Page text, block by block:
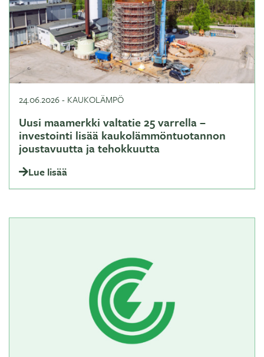
24.06.2026- KAUKOLÄMPÖ
Uusi maamerkki valtatie 25 varrella –
investointi lisää kaukolämmöntuotannon
joustavuutta ja tehokkuutta
Lue lisää